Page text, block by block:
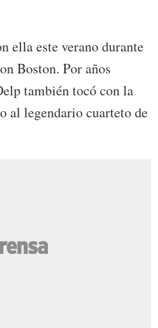
ella este verano durante
Boston. Por años
también tocó con la
al legendario cuarteto de